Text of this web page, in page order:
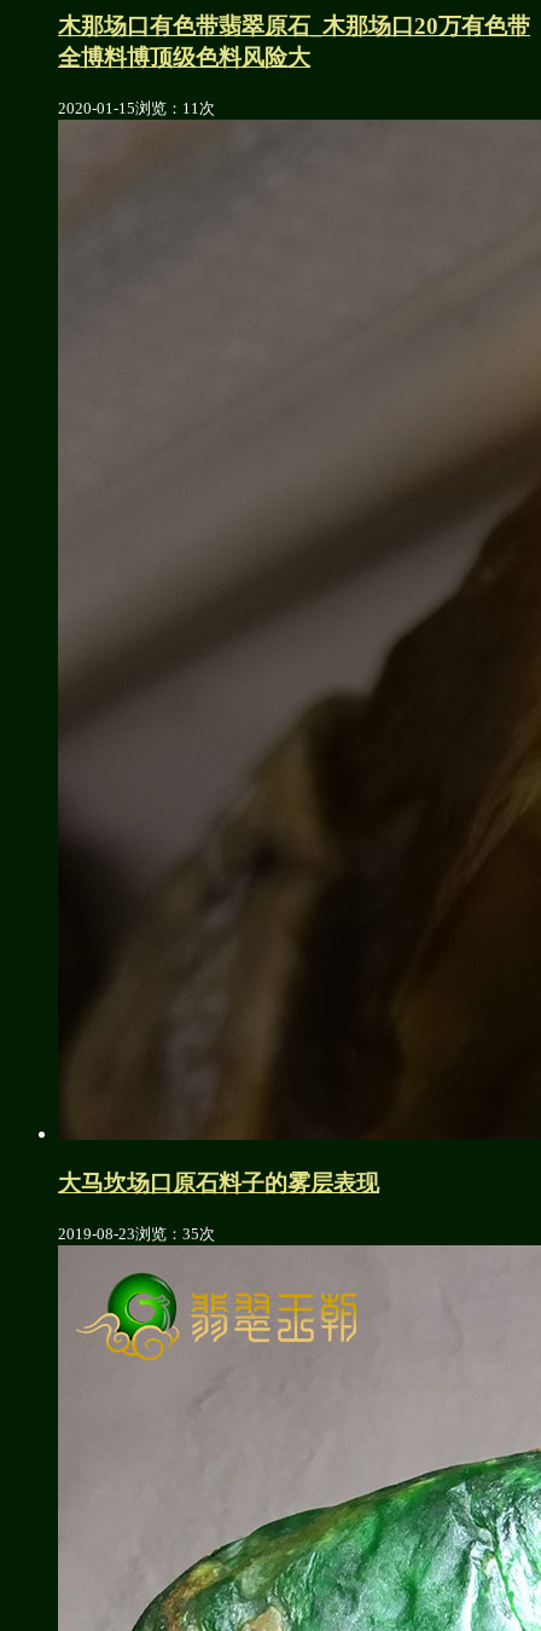
木那场口有色带翡翠原石_木那场口20万有色带
全博料博顶级色料风险大
2020-01-15浏览：11次
大马坎场口原石料子的雾层表现
2019-08-23浏览：35次